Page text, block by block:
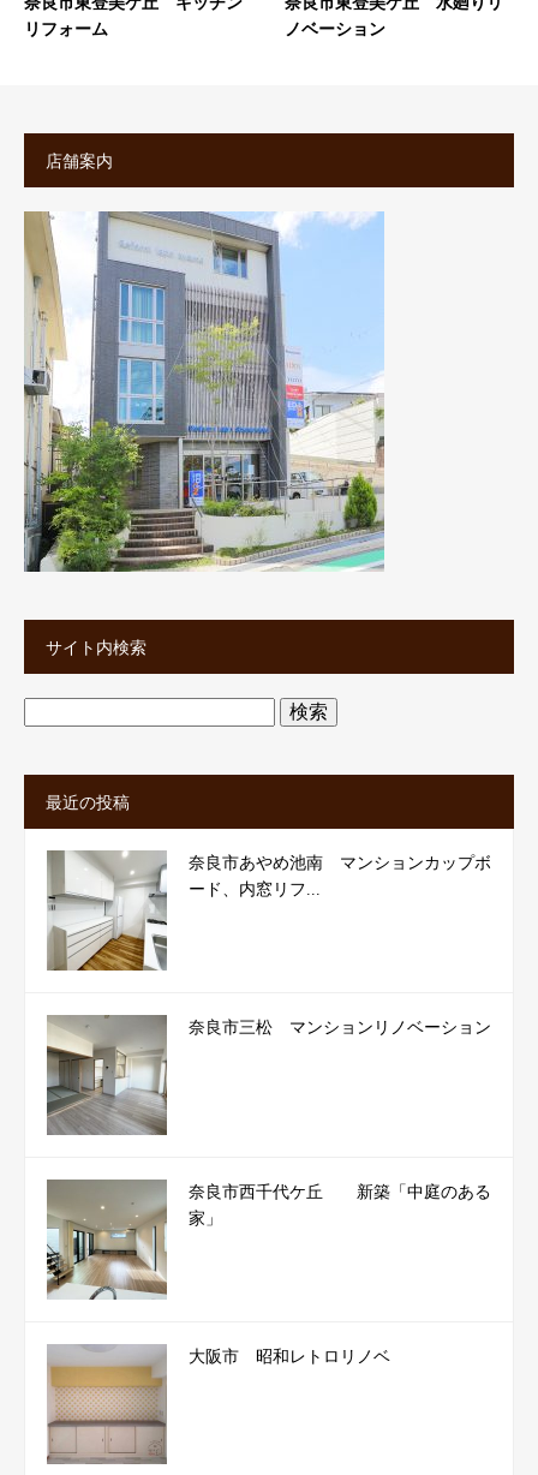
リフォーム
ノベーション
店舗案内
サイト内検索
検
索:
最近の投稿
奈良市あやめ池南 マンションカップボ
ード、内窓リフ...
奈良市三松 マンションリノベーション
奈良市西千代ケ丘 新築「中庭のある
家」
大阪市 昭和レトロリノベ